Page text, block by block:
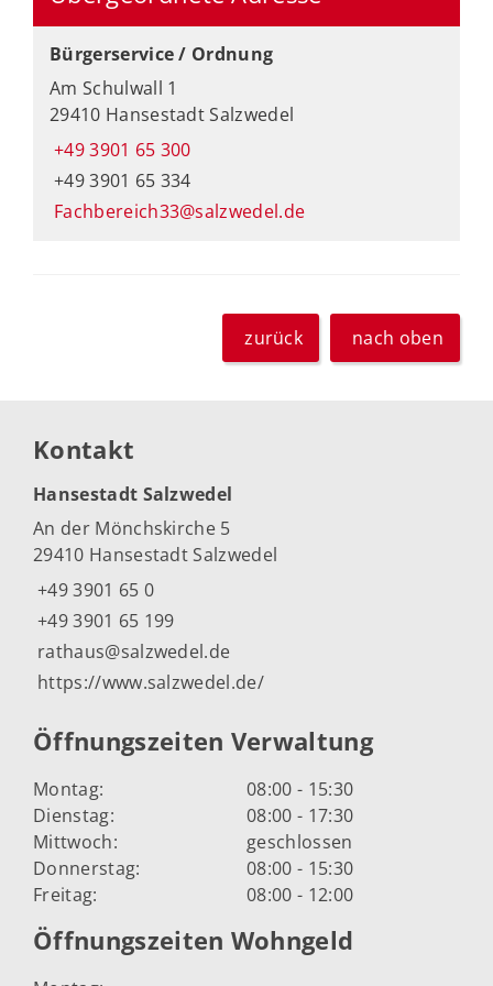
Bürgerservice / Ordnung
Am Schulwall 1
29410 Hansestadt Salzwedel
+49 3901 65 300
+49 3901 65 334
Fachbereich33@salzwedel.de
zurück nach oben
Kontakt
Hansestadt Salzwedel
An der Mönchskirche 5
29410 Hansestadt Salzwedel
+49 3901 65 0
+49 3901 65 199
rathaus@salzwedel.de
https://www.salzwedel.de/
Öffnungszeiten Verwaltung
Montag:
08:00 - 15:30
Dienstag:
08:00 - 17:30
Mittwoch:
geschlossen
Donnerstag:
08:00 - 15:30
Freitag:
08:00 - 12:00
Öffnungszeiten Wohngeld